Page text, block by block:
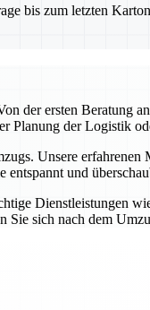
bis zum letzten
der ersten Beratung
Planung der Logistik
Unsere
und
Dienstleistungen
sich nach dem